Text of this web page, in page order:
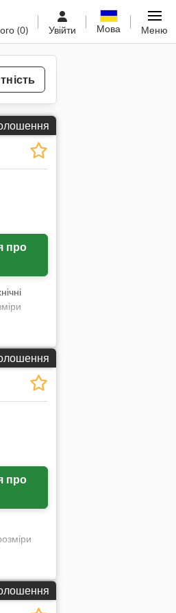
(0) Увійти Мова Меню
Запросити більше